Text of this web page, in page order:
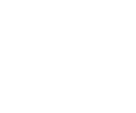
DIE
Redken Shades ALK
und ein
Finish.